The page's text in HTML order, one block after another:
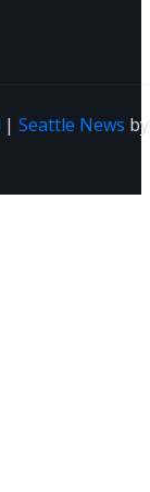
| Seattle News by